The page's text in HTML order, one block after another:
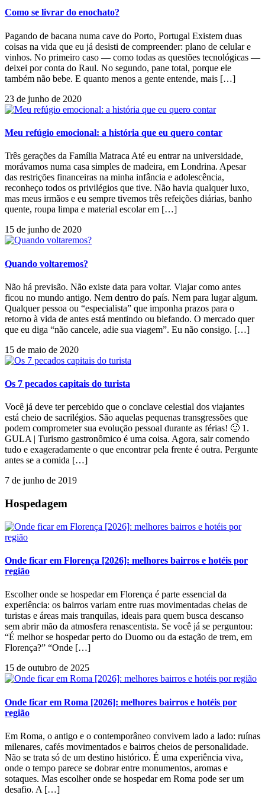
Como se livrar do enochato?
Pagando de bacana numa cave do Porto, Portugal Existem duas
coisas na vida que eu já desisti de compreender: plano de celular e
vinhos. No primeiro caso — como todas as questões tecnológicas —
deixei por conta do Raul. No segundo, pane total, porque ele
também não bebe. E quanto menos a gente entende, mais […]
23 de junho de 2020
Meu refúgio emocional: a história que eu quero contar
Três gerações da Família Matraca Até eu entrar na universidade,
morávamos numa casa simples de madeira, em Londrina. Apesar
das restrições financeiras na minha infância e adolescência,
reconheço todos os privilégios que tive. Não havia qualquer luxo,
mas meus irmãos e eu sempre tivemos três refeições diárias, banho
quente, roupa limpa e material escolar em […]
15 de junho de 2020
Quando voltaremos?
Não há previsão. Não existe data para voltar. Viajar como antes
ficou no mundo antigo. Nem dentro do país. Nem para lugar algum.
Qualquer pessoa ou “especialista” que imponha prazos para o
retorno à vida de antes está mentindo ou blefando. O mercado quer
que eu diga “não cancele, adie sua viagem”. Eu não consigo. […]
15 de maio de 2020
Os 7 pecados capitais do turista
Você já deve ter percebido que o conclave celestial dos viajantes
está cheio de sacrilégios. São aquelas pequenas transgressões que
podem comprometer sua evolução pessoal durante as férias! 🙂 1.
GULA | Turismo gastronômico é uma coisa. Agora, sair comendo
tudo e exageradamente o que encontrar pela frente é outra. Pergunte
antes se a comida […]
7 de junho de 2019
Hospedagem
Onde ficar em Florença [2026]: melhores bairros e hotéis por
região
Escolher onde se hospedar em Florença é parte essencial da
experiência: os bairros variam entre ruas movimentadas cheias de
turistas e áreas mais tranquilas, ideais para quem busca descanso
sem abrir mão da atmosfera renascentista. Se você já se perguntou:
“É melhor se hospedar perto do Duomo ou da estação de trem, em
Florença?” “Onde […]
15 de outubro de 2025
Onde ficar em Roma [2026]: melhores bairros e hotéis por
região
Em Roma, o antigo e o contemporâneo convivem lado a lado: ruínas
milenares, cafés movimentados e bairros cheios de personalidade.
Não se trata só de um destino histórico. É uma experiência viva,
onde o tempo parece se dobrar entre monumentos, aromas e
sotaques. Mas escolher onde se hospedar em Roma pode ser um
desafio. A […]